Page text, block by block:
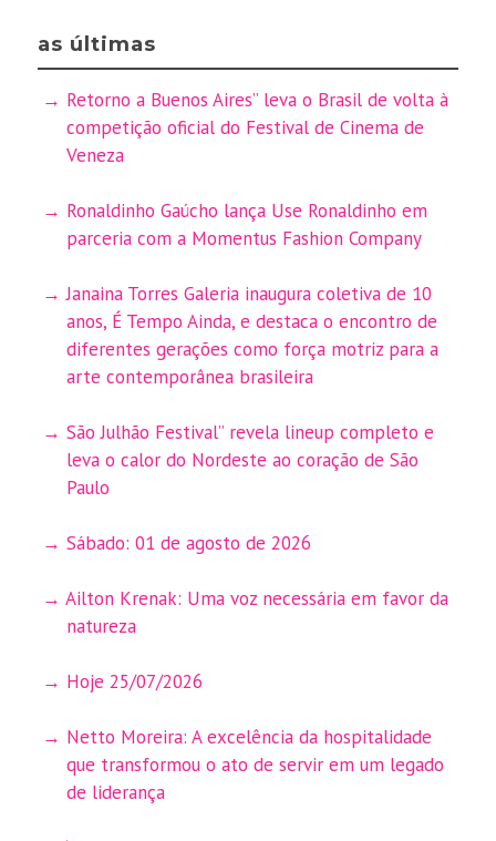
as últimas
Retorno a Buenos Aires” leva o Brasil de volta à
competição oficial do Festival de Cinema de
Veneza
Ronaldinho Gaúcho lança Use Ronaldinho em
parceria com a Momentus Fashion Company
Janaina Torres Galeria inaugura coletiva de 10
anos, É Tempo Ainda, e destaca o encontro de
diferentes gerações como força motriz para a
arte contemporânea brasileira
São Julhão Festival” revela lineup completo e
leva o calor do Nordeste ao coração de São
Paulo
Sábado: 01 de agosto de 2026
Ailton Krenak: Uma voz necessária em favor da
natureza
Hoje 25/07/2026
Netto Moreira: A excelência da hospitalidade
que transformou o ato de servir em um legado
de liderança